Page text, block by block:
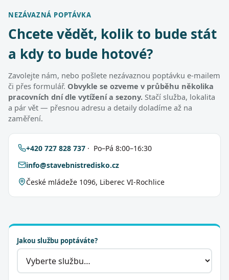
NEZÁVAZNÁ POPTÁVKA
Chcete vědět, kolik to bude stát
a kdy to bude hotové?
Zavolejte nám, nebo pošlete nezávaznou poptávku e-mailem
či přes formulář. Obvykle se ozveme v průběhu několika
pracovních dní dle vytížení a sezony. Stačí služba, lokalita
a pár vět — přesnou adresu a detaily doladíme až na
zaměření.
+420 727 828 737 · Po–Pá 8:00–16:30
info@stavebnistredisko.cz
České mládeže 1096, Liberec VI-Rochlice
Jakou službu poptáváte?